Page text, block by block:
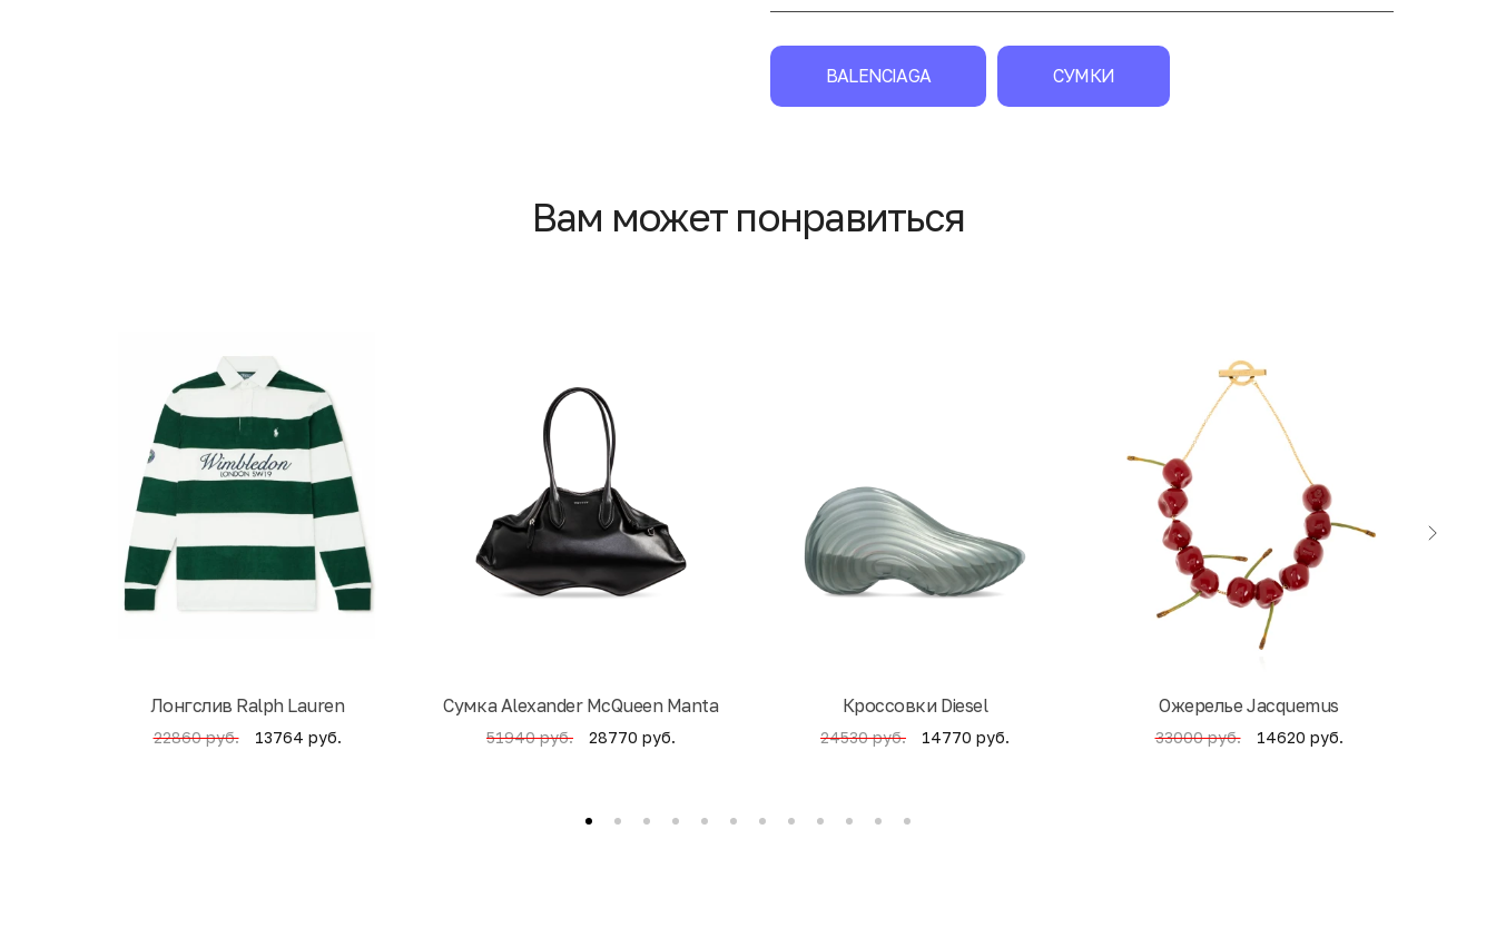
BALENCIAGA СУМКИ
Вам может понравиться
Лонгслив Ralph Lauren
22860 руб. 13764 руб.
Cумка Alexander McQueen Manta
51940 руб. 28770 руб.
Кроссовки Diesel
24530 руб. 14770 руб.
Ожерелье Jacquemus
33000 руб. 14620 руб.